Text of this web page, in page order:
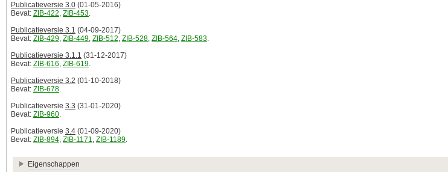
Publicatieversie 3.0 (01-05-2016)
Bevat: ZIB-422, ZIB-453.
Publicatieversie 3.1 (04-09-2017)
Bevat: ZIB-429, ZIB-449, ZIB-512, ZIB-528, ZIB-564, ZIB-583.
Publicatieversie 3.1.1 (31-12-2017)
Bevat: ZIB-616, ZIB-619.
Publicatieversie 3.2 (01-10-2018)
Bevat: ZIB-678.
Publicatieversie 3.3 (31-01-2020)
Bevat: ZIB-960.
Publicatieversie 3.4 (01-09-2020)
Bevat: ZIB-894, ZIB-1171, ZIB-1189.
Eigenschappen